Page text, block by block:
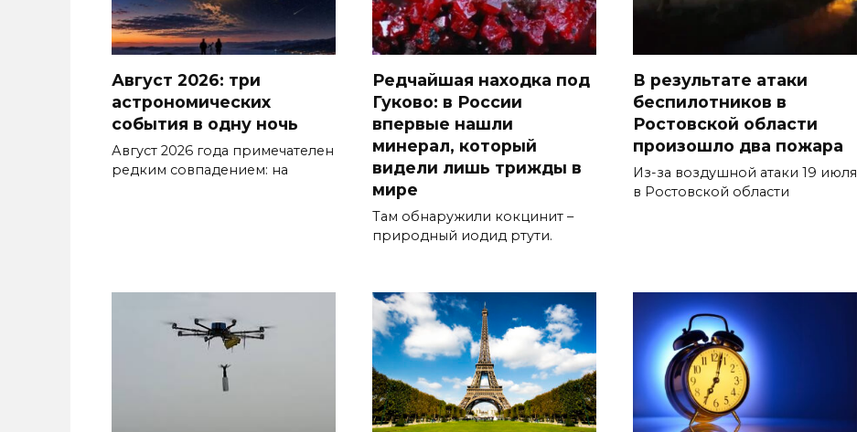
Август 2026: три
астрономических
события в одну ночь
Август 2026 года примечателен
редким совпадением: на
Редчайшая находка под
Гуково: в России
впервые нашли
минерал, который
видели лишь трижды в
мире
Там обнаружили кокцинит –
природный иодид ртути.
В результате атаки
беспилотников в
Ростовской области
произошло два пожара
Из-за воздушной атаки 19 июля
в Ростовской области